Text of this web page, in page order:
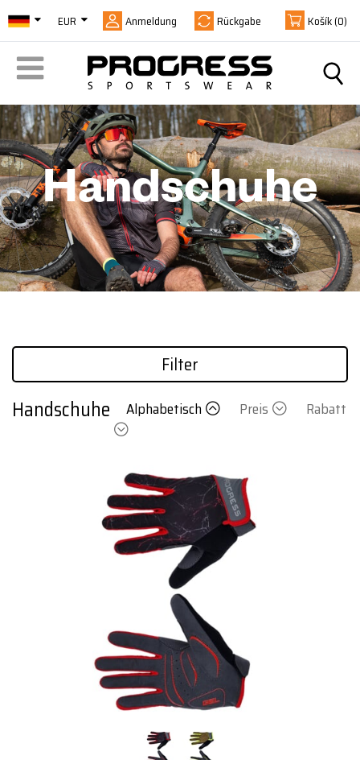
EUR Anmeldung Rückgabe Košík(0)
Handschuhe
Filter
Handschuhe Alphabetisch Preis Rabatt